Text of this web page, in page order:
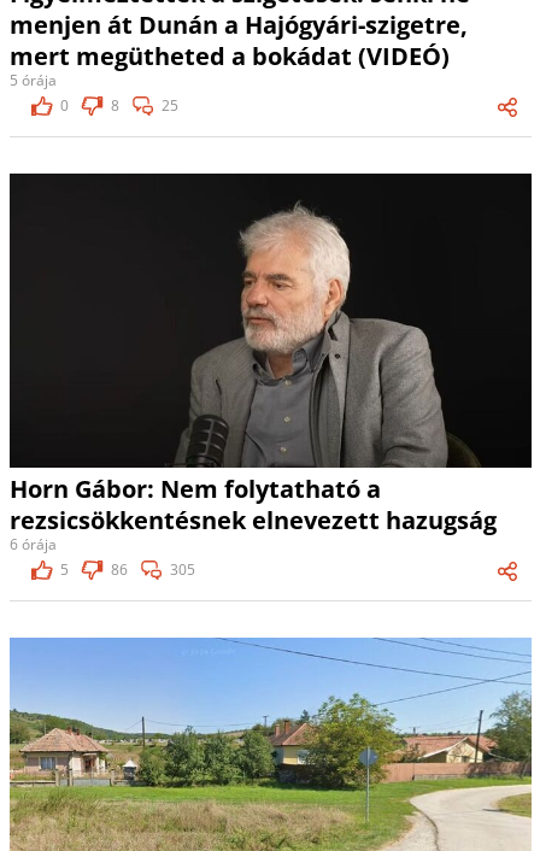
menjen át Dunán a Hajógyári-szigetre,
mert megütheted a bokádat (VIDEÓ)
5 órája
0
8 25
Horn Gábor: Nem folytatható a
rezsicsökkentésnek elnevezett hazugság
6 órája
5
86 305